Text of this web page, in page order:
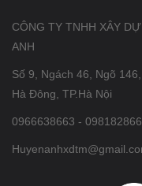
CÔNG TY TNHH XÂY
ANH
Số 9, Ngách 46, Ngõ
Hà Đông, TP.Hà Nội
0966638663 -